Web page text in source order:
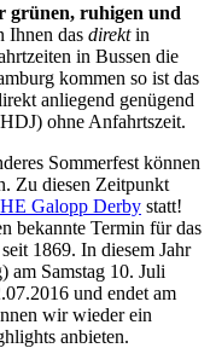
grünen, ruhigen und
Ihnen das direktin
in Bussen die
kommen so ist das
anliegend genügend
ohne Anfahrtszeit.
Sommerfest können
Zu diesen Zeitpunkt
Galopp Derby statt!
bekannte Termin für das
1869. In diesem Jahr
am Samstag 10. Juli
und endet am
wir wieder ein
anbieten.